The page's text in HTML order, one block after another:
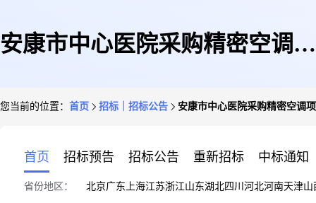
安康市中心医院采购精密空调项
您当前的位置： 首页 招标｜招标公告 安康市中心医院采购精密空调
首页 招标预告 招标公告 重新招标 中标通知
省份地区： 北京广东 上海江苏浙江山东湖北四川 河北河南天津山